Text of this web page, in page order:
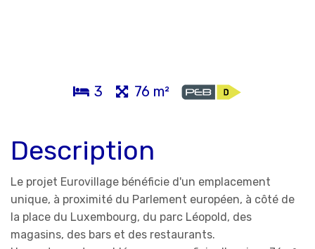
3 76 m²
Description
Le projet Eurovillage bénéficie d'un emplacement
unique, à proximité du Parlement européen, à côté de
la place du Luxembourg, du parc Léopold, des
magasins, des bars et des restaurants.